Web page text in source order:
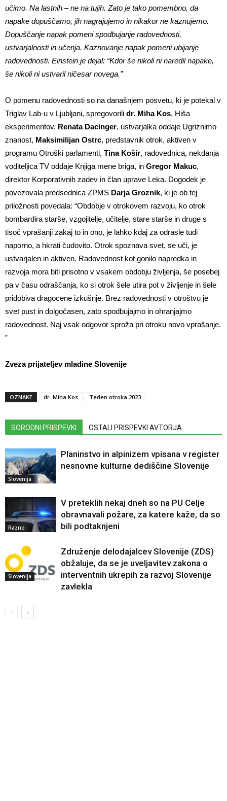
učimo. Na lastnih – ne na tujih. Zato je tako pomembno, da
napake dopuščamo, jih nagrajujemo in nikakor ne kaznujemo.
Dopuščanje napak pomeni spodbujanje radovednosti,
ustvarjalnosti in učenja. Kaznovanje napak pomeni ubijanje
radovednosti. Einstein je dejal: “Kdor še nikoli ni naredil napake,
še nikoli ni ustvaril ničesar novega.”
O pomenu radovednosti so na današnjem posvetu, ki je potekal v
Triglav Lab-u v Ljubljani, spregovorili dr. Miha Kos, Hiša
eksperimentov, Renata Dacinger, ustvarjalka oddaje Ugriznimo
znanost, Maksimilijan Ostrc, predstavnik otrok, aktiven v
programu Otroški parlamenti, Tina Košir, radovednica, nekdanja
voditeljica TV oddaje Knjiga mene briga, in Gregor Makuc,
direktor Korporativnih zadev in član uprave Leka. Dogodek je
povezovala predsednica ZPMS Darja Groznik, ki je ob tej
priložnosti povedala: “Obdobje v otrokovem razvoju, ko otrok
bombardira starše, vzgojitelje, učitelje, stare starše in druge s
tisoč vprašanji zakaj to in ono, je lahko kdaj za odrasle tudi
naporno, a hkrati čudovito. Otrok spoznava svet, se uči, je
ustvarjalen in aktiven. Radovednost kot gonilo napredka in
razvoja mora biti prisotno v vsakem obdobju življenja, še posebej
pa v času odraščanja, ko si otrok šele utira pot v življenje in šele
pridobiva dragocene izkušnje. Brez radovednosti v otroštvu je
svet pust in dolgočasen, zato spodbujajmo in ohranjajmo
radovednost. Naj vsak odgovor sproža pri otroku novo vprašanje.
”
Zveza prijateljev mladine Slovenije
OZNAKE dr. Miha Kos Teden otroka 2023
SORODNI PRISPEVKI OSTALI PRISPEVKI AVTORJA
Slovenija
Planinstvo in alpinizem vpisana v register
nesnovne kulturne dediščine Slovenije
Razno
V preteklih nekaj dneh so na PU Celje
obravnavali požare, za katere kaže, da so
bili podtaknjeni
Slovenija
Združenje delodajalcev Slovenije (ZDS)
obžaluje, da se je uveljavitev zakona o
interventnih ukrepih za razvoj Slovenije
zavlekla